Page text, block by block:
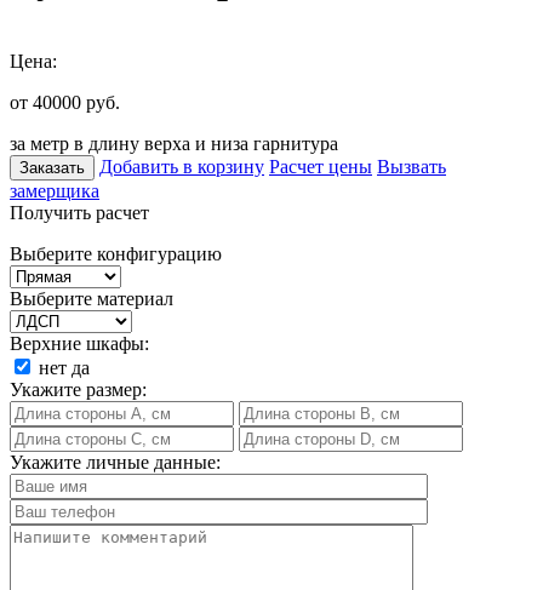
Цена:
от 40000 руб.
за метр в длину верха и низа гарнитура
Заказать Добавить в корзину Расчет цены Вызвать
замерщика
Получить расчет
Выберите конфигурацию
Выберите материал
Верхние шкафы:
нет да
Укажите размер:
Укажите личные данные: